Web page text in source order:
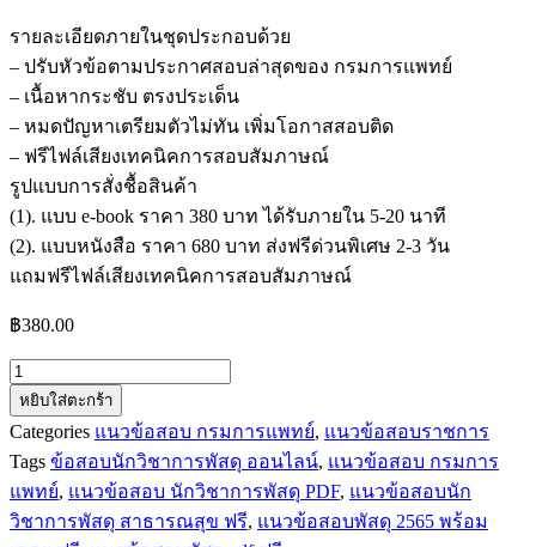
รายละเอียดภายในชุดประกอบด้วย
– ปรับหัวข้อตามประกาศสอบล่าสุดของ กรมการแพทย์
– เนื้อหากระชับ ตรงประเด็น
– หมดปัญหาเตรียมตัวไม่ทัน เพิ่มโอกาสสอบติด
– ฟรีไฟล์เสียงเทคนิคการสอบสัมภาษณ์
รูปแบบการสั่งชื้อสินค้า
(1). แบบ e-book ราคา 380 บาท ได้รับภายใน 5-20 นาที
(2). แบบหนังสือ ราคา 680 บาท ส่งฟรีด่วนพิเศษ 2-3 วัน
แถมฟรีไฟล์เสียงเทคนิคการสอบสัมภาษณ์
฿380.00
จำนวน
แนว
ข้อสอบ
นัก
วิชาการ
พัสดุ
หยิบใส่ตะกร้า
Categories แนวข้อสอบ กรมการแพทย์, แนวข้อสอบราชการ
Tags ข้อสอบนักวิชาการพัสดุ ออนไลน์, แนวข้อสอบ กรมการ
แพทย์, แนวข้อสอบ นักวิชาการพัสดุ PDF, แนวข้อสอบนัก
วิชาการพัสดุ สาธารณสุข ฟรี, แนวข้อสอบพัสดุ 2565 พร้อม